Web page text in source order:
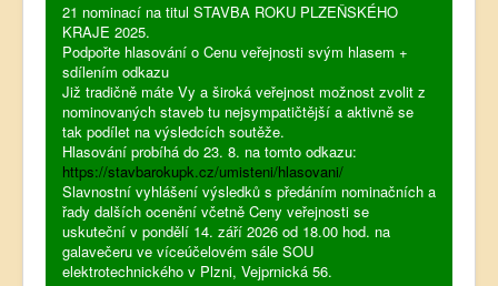
21 nominací na titul STAVBA ROKU PLZEŇSKÉHO
KRAJE 2025.
Podpořte hlasování o Cenu veřejnosti svým hlasem +
sdílením odkazu
Již tradičně máte Vy a široká veřejnost možnost zvolit z
nominovaných staveb tu nejsympatičtější a aktivně se
tak podílet na výsledcích soutěže.
Hlasování probíhá do 23. 8. na tomto odkazu:
https://stavbarokupk.cz/umisteni/hlasovani/
Slavnostní vyhlášení výsledků s předáním nominačních a
řady dalších ocenění včetně Ceny veřejnosti se
uskuteční v pondělí 14. září 2026 od 18.00 hod. na
galavečeru ve víceúčelovém sále SOU
elektrotechnického v Plzni, Vejprnická 56.